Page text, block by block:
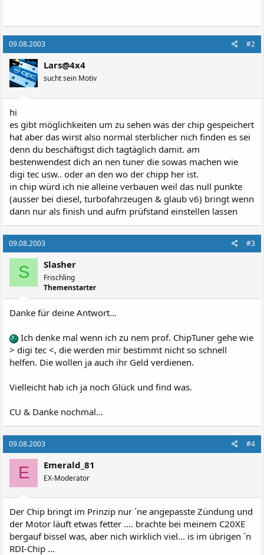
09.08.2003 #2
Lars@4x4
sucht sein Motiv
hi
es gibt möglichkeiten um zu sehen was der chip gespeichert
hat aber das wirst also normal sterblicher nich finden es sei
denn du beschäftigst dich tagtäglich damit. am
bestenwendest dich an nen tuner die sowas machen wie
digi tec usw.. oder an den wo der chipp her ist.
in chip würd ich nie alleine verbauen weil das null punkte
(ausser bei diesel, turbofahrzeugen & glaub v6) bringt wenn
dann nur als finish und aufm prüfstand einstellen lassen
09.08.2003 #3
S Slasher
Frischling
Themenstarter
Danke für deine Antwort...
Ich denke mal wenn ich zu nem prof. ChipTuner gehe wie
> digi tec <, die werden mir bestimmt nicht so schnell
helfen. Die wollen ja auch ihr Geld verdienen.
Vielleicht hab ich ja noch Glück und find was.
CU & Danke nochmal...
09.08.2003 #4
E Emerald_81
EX-Moderator
Der Chip bringt im Prinzip nur ´ne angepasste Zündung und
der Motor läuft etwas fetter .... brachte bei meinem C20XE
bergauf bissel was, aber nich wirklich viel... is im übrigen ´n
RDI-Chip ...